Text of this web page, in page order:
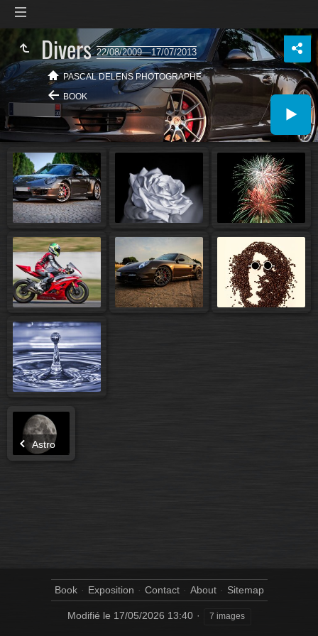
Divers22/08/2009—17/07/2013
PASCAL DELENS PHOTOGRAPHE
BOOK
Astro
Book Exposition Contact About Sitemap
Modifié le 17/05/2026 13:40 7 images